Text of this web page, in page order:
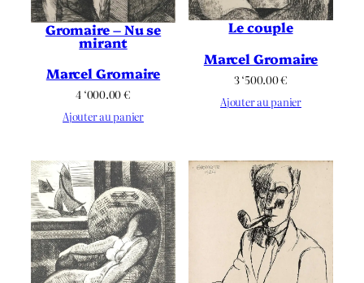
Gromaire – Nu se
mirant
Marcel Gromaire
4 ‘000.00€
Ajouter au panier
Le couple
Marcel Gromaire
3 ‘500.00€
Ajouter au panier